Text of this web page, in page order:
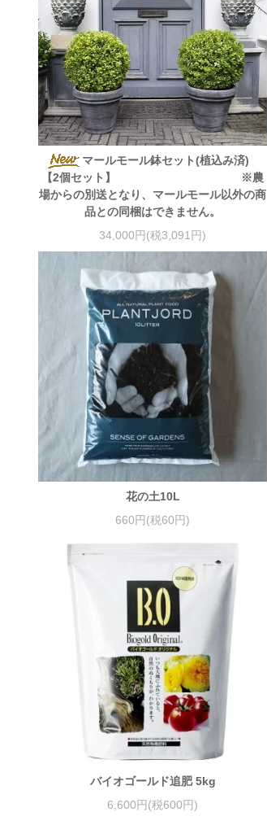
マールモール鉢セット(植込み済)
【2個セット】 ※農
場からの別送となり、マールモール以外の商
品との同梱はできません。
34,000円(税3,091円)
花の土10L
660円(税60円)
バイオゴールド追肥 5kg
6,600円(税600円)